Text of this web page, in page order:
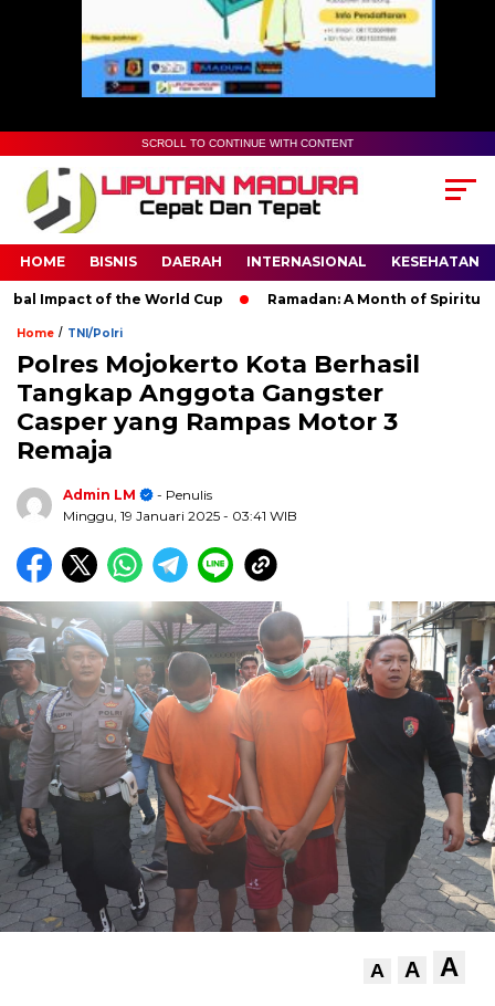
SCROLL TO CONTINUE WITH CONTENT
HOME BISNIS DAERAH INTERNASIONAL KESEHATAN
of the World Cup Ramadan: A Month of Spiritual
Home / TNI/Polri
Polres Mojokerto Kota Berhasil
Tangkap Anggota Gangster
Casper yang Rampas Motor 3
Remaja
Admin LM
- Penulis
Minggu, 19 Januari 2025 - 03:41 WIB
A A A